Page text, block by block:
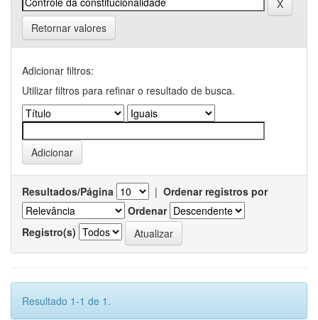
Retornar valores
Adicionar filtros:
Utilizar filtros para refinar o resultado de busca.
Resultados/Página | Ordenar registros por
Ordenar
Registro(s)
Resultado 1-1 de 1.